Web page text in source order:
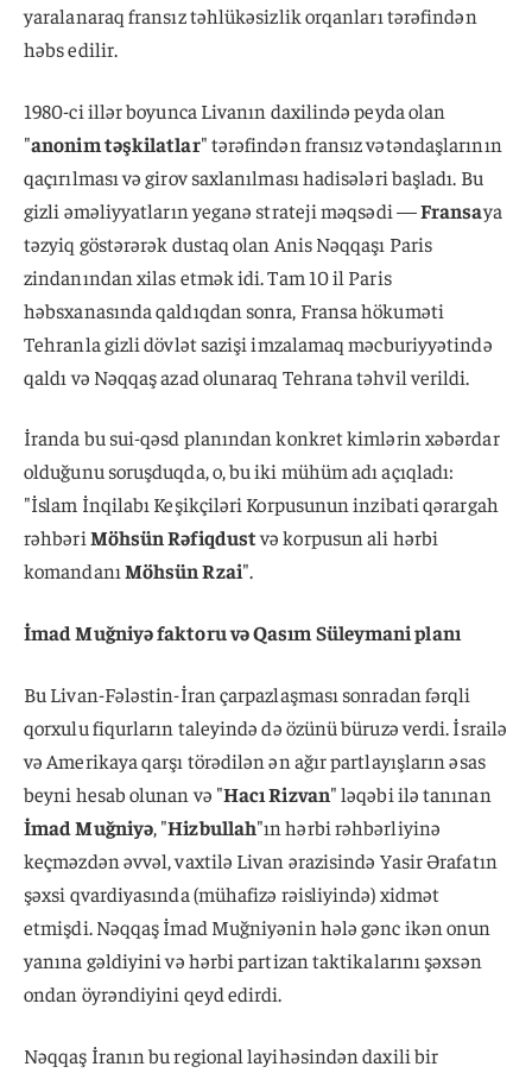
yaralanaraq fransız təhlükəsizlik orqanları tərəfindən
həbs edilir.
1980-ci illər boyunca Livanın daxilində peyda olan
"anonim təşkilatlar" tərəfindən fransız vətəndaşlarının
qaçırılması və girov saxlanılması hadisələri başladı. Bu
gizli əməliyyatların yeganə strateji məqsədi —Fransaya
təzyiq göstərərək dustaq olan Anis Nəqqaşı Paris
zindanından xilas etmək idi. Tam 10 il Paris
həbsxanasında qaldıqdan sonra, Fransa hökuməti
Tehranla gizli dövlət sazişi imzalamaq məcburiyyətində
qaldı və Nəqqaş azad olunaraq Tehrana təhvil verildi.
İranda bu sui-qəsd planından konkret kimlərin xəbərdar
olduğunu soruşduqda, o, bu iki mühüm adı açıqladı:
"İslam İnqilabı Keşikçiləri Korpusunun inzibati qərargah
rəhbəriMöhsün Rəfiqdustvə korpusun ali hərbi
komandanıMöhsün Rzai".
İmad Muğniyə faktoru və Qasım Süleymani planı
Bu Livan-Fələstin-İran çarpazlaşması sonradan fərqli
qorxulu fiqurların taleyində də özünü büruzə verdi. İsrailə
və Amerikaya qarşı törədilən ən ağır partlayışların əsas
beyni hesab olunan və "Hacı Rizvan" ləqəbi ilə tanınan
İmad Muğniyə, "Hizbullah"ın hərbi rəhbərliyinə
keçməzdən əvvəl, vaxtilə Livan ərazisində Yasir Ərafatın
şəxsi qvardiyasında (mühafizə rəisliyində) xidmət
etmişdi. Nəqqaş İmad Muğniyənin hələ gənc ikən onun
yanına gəldiyini və hərbi partizan taktikalarını şəxsən
ondan öyrəndiyini qeyd edirdi.
Nəqqaş İranın bu regional layihəsindən daxili bir